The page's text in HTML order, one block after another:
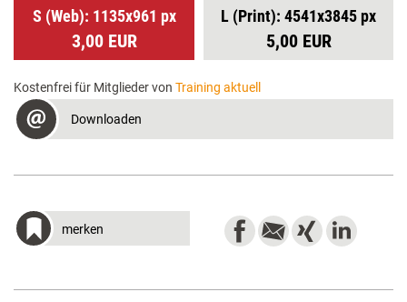
S (Web): 1135x961 px
3,00 EUR
L (Print): 4541x3845 px
5,00 EUR
Kostenfrei für Mitglieder von Training aktuell
Downloaden
merken